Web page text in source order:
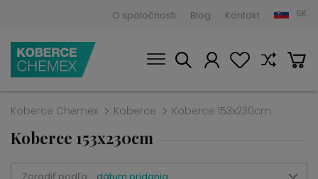
O spoločnosti Blog Kontakt SK
Koberce Chemex Koberce Koberce 153x230cm
Koberce 153x230cm